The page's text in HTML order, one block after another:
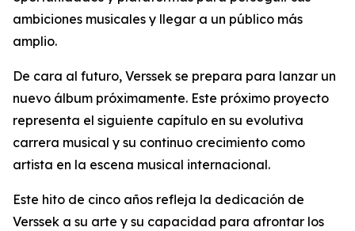
ambiciones musicales y llegar a un público más
amplio.
De cara al futuro, Verssek se prepara para lanzar un
nuevo álbum próximamente. Este próximo proyecto
representa el siguiente capítulo en su evolutiva
carrera musical y su continuo crecimiento como
artista en la escena musical internacional.
Este hito de cinco años refleja la dedicación de
Verssek a su arte y su capacidad para afrontar los